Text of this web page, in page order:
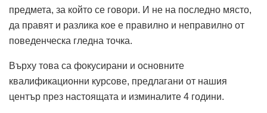
предмета, за който се говори. И не на последно място,
да правят и разлика кое е правилно и неправилно от
поведенческа гледна точка.
Върху това са фокусирани и основните
квалификационни курсове, предлагани от нашия
център през настоящата и изминалите 4 години.